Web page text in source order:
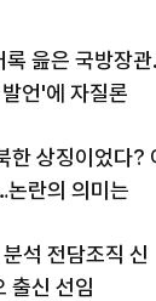
록 읊은 국방장
언'에 자질론
한 상징이었다?
논란의 의미는
석 전담조직 신
출신 선임